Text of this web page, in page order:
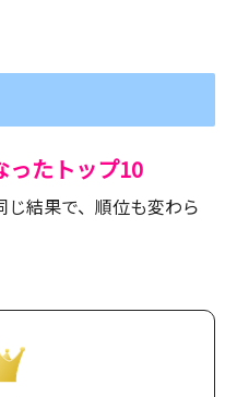
ったトップ10
結果で、順位も変わら